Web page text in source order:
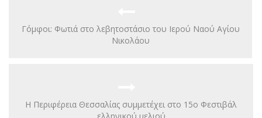
Γόμφοι: Φωτιά στο λεβητοστάσιο του Ιερού Ναού Αγίου
Νικολάου
Η Περιφέρεια Θεσσαλίας συμμετέχει στο 15ο Φεστιβάλ